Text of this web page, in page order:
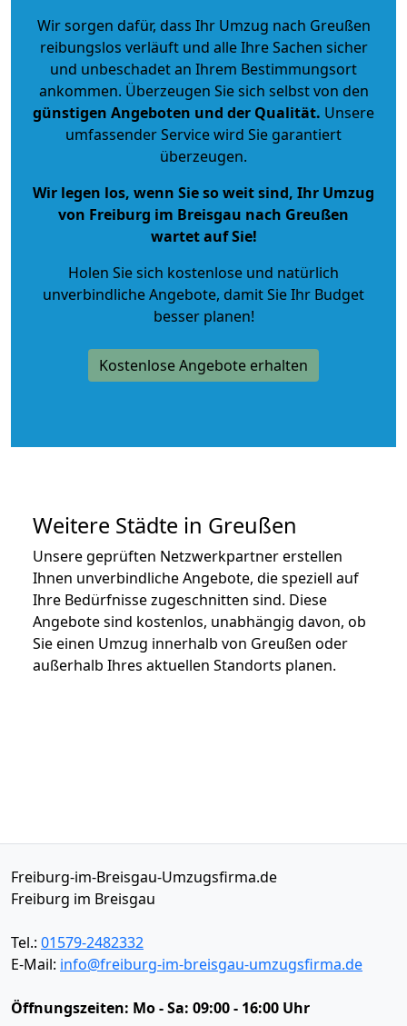
Wir sorgen dafür, dass Ihr Umzug nach Greußen
reibungslos verläuft und alle Ihre Sachen sicher
und unbeschadet an Ihrem Bestimmungsort
ankommen. Überzeugen Sie sich selbst von den
günstigen Angeboten und der Qualität. Unsere
umfassender Service wird Sie garantiert
überzeugen.
Wir legen los, wenn Sie so weit sind, Ihr Umzug
von Freiburg im Breisgau nach Greußen
wartet auf Sie!
Holen Sie sich kostenlose und natürlich
unverbindliche Angebote, damit Sie Ihr Budget
besser planen!
Kostenlose Angebote erhalten
Weitere Städte in Greußen
Unsere geprüften Netzwerkpartner erstellen
Ihnen unverbindliche Angebote, die speziell auf
Ihre Bedürfnisse zugeschnitten sind. Diese
Angebote sind kostenlos, unabhängig davon, ob
Sie einen Umzug innerhalb von Greußen oder
außerhalb Ihres aktuellen Standorts planen.
Freiburg-im-Breisgau-Umzugsfirma.de
Freiburg im Breisgau
Tel.: 01579-2482332
E-Mail: info@freiburg-im-breisgau-umzugsfirma.de
Öffnungszeiten: Mo - Sa: 09:00 - 16:00 Uhr